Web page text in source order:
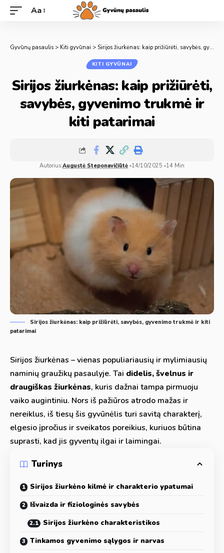
Aa
Gyvūnų pasaulis > Kiti gyvūnai > Sirijos žiurkėnas: kaip prižiūrėti, savybės, gyvenimo trukmė ir kiti patarimai
KITI GYVŪNAI
Sirijos žiurkėnas: kaip prižiūrėti,
savybės, gyvenimo trukmė ir
kiti patarimai
Autorius:Augustė Steponavičiūtė 14/10/2025 14 Min
Sirijos žiurkėnas: kaip prižiūrėti, savybės, gyvenimo trukmė ir kiti
patarimai
Sirijos žiurkėnas – vienas populiariausių ir mylimiausių
naminių graužikų pasaulyje. Tai didelis, švelnus ir
draugiškas žiurkėnas, kuris dažnai tampa pirmuoju
vaiko augintiniu. Nors iš pažiūros atrodo mažas ir
nereiklus, iš tiesų šis gyvūnėlis turi savitą charakterį,
elgesio įpročius ir sveikatos poreikius, kuriuos būtina
suprasti, kad jis gyventų ilgai ir laimingai.
Turinys
Sirijos žiurkėno kilmė ir charakterio ypatumai
Išvaizda ir fiziologinės savybės
Sirijos žiurkėno charakteristikos
Tinkamos gyvenimo sąlygos ir narvas